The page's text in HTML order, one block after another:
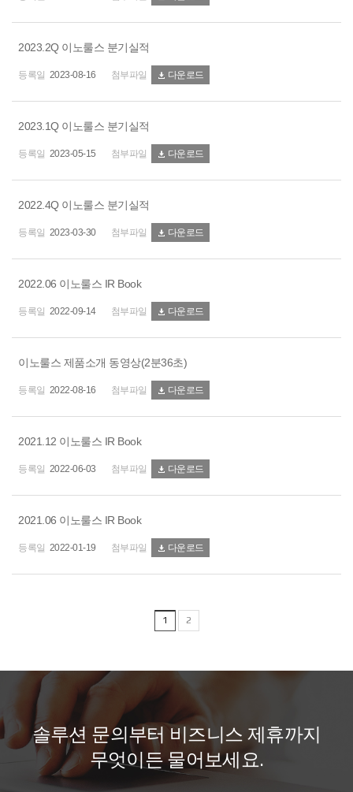
2023.2Q 이노룰스 분기실적
2023-08-16 다운로드
2023.1Q 이노룰스 분기실적
2023-05-15 다운로드
2022.4Q 이노룰스 분기실적
2023-03-30 다운로드
2022.06 이노룰스 IR Book
2022-09-14 다운로드
이노룰스 제품소개 동영상(2분36초)
2022-08-16 다운로드
2021.12 이노룰스 IR Book
2022-06-03 다운로드
2021.06 이노룰스 IR Book
2022-01-19 다운로드
1 2
솔루션 문의 부터 비 즈니 스 제 휴까지
무엇이든물어 보세 요.